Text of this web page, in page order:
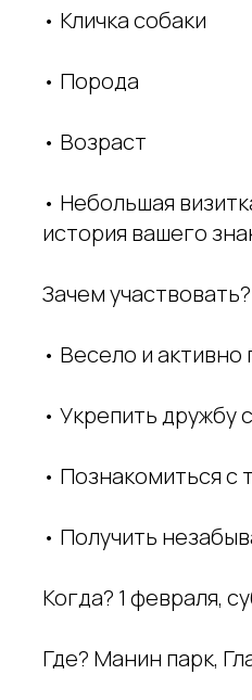
• Кличка собаки
• Порода
• Возраст
• Небольшая
история вашего
Зачем участвовать?
• Весело и
• Укрепить
• Познакомиться с
• Получить
Когда? 1 февраля,
Где? Манин парк,